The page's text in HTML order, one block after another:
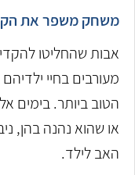
משחק משפר את
אבות שהחליטו
מעורבים בחיי
הטוב ביותר. בימים
או שהוא נהנה בהן,
האב לילד.